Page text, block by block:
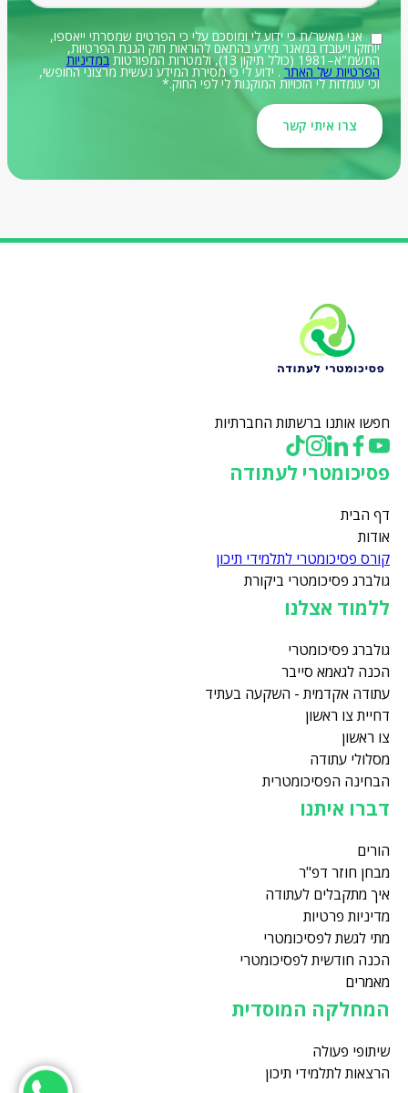
אני מאשר/ת כי ידוע לי ומוסכם עלי כי הפרטים שמסרתי ייאספו,
יוחזקו ויעובדו במאגר מידע בהתאם להוראות חוק הגנת הפרטיות,
התשמ"א–1981 (כולל תיקון 13), ולמטרות המפורטות במדיניות
הפרטיות של האתר . ידוע לי כי מסירת המידע נעשית מרצוני החופשי,
וכי עומדות לי הזכויות המוקנות לי לפי החוק.*
המחלקה המוסדית
שיתופי פעולה
הרצאות לתלמידי תיכון
דברו איתנו
הורים
מבחן חוזר דפ"ר
איך מתקבלים לעתודה
מדיניות פרטיות
מתי לגשת לפסיכומטרי
הכנה חודשית לפסיכומטרי
מאמרים
ללמוד אצלנו
גולברג פסיכומטרי
הכנה לגאמא סייבר
עתודה אקדמית - השקעה בעתיד
דחיית צו ראשון
צו ראשון
מסלולי עתודה
הבחינה הפסיכומטרית
פסיכומטרי לעתודה
דף הבית
אודות
קורס פסיכומטרי לתלמידי תיכון
גולברג פסיכומטרי ביקורת
חפשו אותנו ברשתות החברתיות